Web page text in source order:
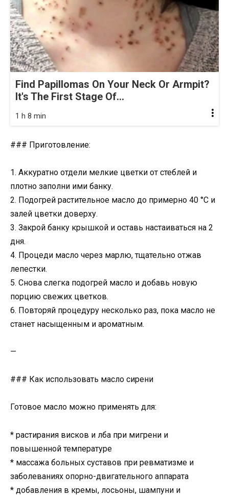
Find Papillomas On Your Neck Or Armpit?
It's The First Stage Of...
1 h 8 min
### Приготовление:
1. Аккуратно отдели мелкие цветки от стеблей и
плотно заполни ими банку.
2. Подогрей растительное масло до примерно 40 °C и
залей цветки доверху.
3. Закрой банку крышкой и оставь настаиваться на 2
дня.
4. Процеди масло через марлю, тщательно отжав
лепестки.
5. Снова слегка подогрей масло и добавь новую
порцию свежих цветков.
6. Повторяй процедуру несколько раз, пока масло не
станет насыщенным и ароматным.
—
### Как использовать масло сирени
Готовое масло можно применять для:
* растирания висков и лба при мигрени и
повышенной температуре
* массажа больных суставов при ревматизме и
заболеваниях опорно-двигательного аппарата
* добавления в кремы, лосьоны, шампуни и